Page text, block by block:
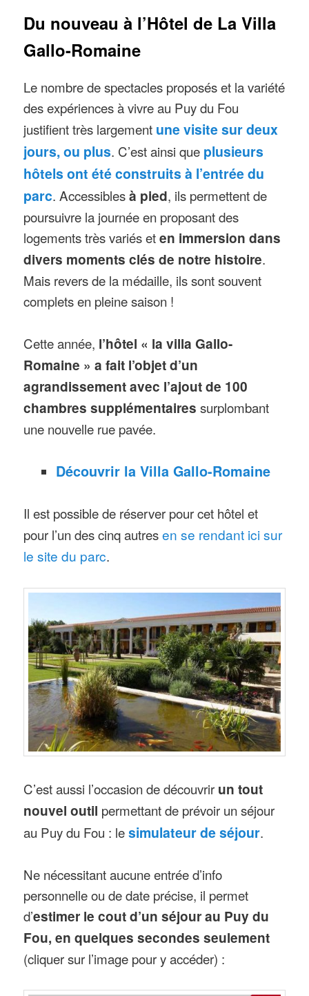
Du nouveau à l’Hôtel de La Villa
Gallo-Romaine
Le nombre de spectacles proposés et la variété
des expériences à vivre au Puy du Fou
justifient très largement une visite sur deux
jours, ou plus. C’est ainsi que plusieurs
hôtels ont été construits à l’entrée du
parc. Accessiblesà pied, ils permettent de
poursuivre la journée en proposant des
logements très variés eten immersion dans
divers moments clés de notre histoire.
Mais revers de la médaille, ils sont souvent
complets en pleine saison !
Cette année, l’hôtel « la villa Gallo-
Romaine » a fait l’objet d’un
agrandissement avec l’ajout de 100
chambres supplémentaires surplombant
une nouvelle rue pavée.
Découvrir la Villa Gallo-Romaine
Il est possible de réserver pour cet hôtel et
pour l’un des cinq autresen se rendant ici sur
le site du parc.
C’est aussi l’occasion de découvrir un tout
nouvel outil permettant de prévoir un séjour
au Puy du Fou : lesimulateur de séjour.
Ne nécessitant aucune entrée d’info
personnelle ou de date précise, il permet
d’estimer le cout d’un séjour au Puy du
Fou, en quelques secondes seulement
(cliquer sur l’image pour y accéder) :